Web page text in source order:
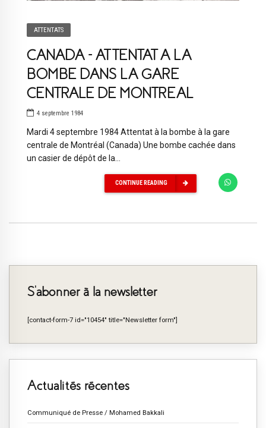
ATTENTATS
CANADA – ATTENTAT A LA
BOMBE DANS LA GARE
CENTRALE DE MONTREAL
4 septembre 1984
Mardi 4 septembre 1984 Attentat à la bombe à la gare
centrale de Montréal (Canada) Une bombe cachée dans
un casier de dépôt de la...
CONTINUE READING
S’abonner à la newsletter
[contact-form-7 id="10454" title="Newsletter form"]
Actualités récentes
Communiqué de Presse / Mohamed Bakkali